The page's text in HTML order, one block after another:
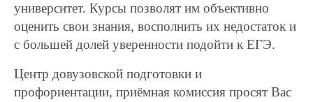
университет. Курсы позволят им объективно
оценить свои знания, восполнить их недостаток и
с большей долей уверенности подойти к ЕГЭ.
Центр довузовской подготовки и
профориентации, приёмная комиссия просят Вас